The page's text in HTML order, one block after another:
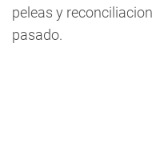
peleas y
pasado.